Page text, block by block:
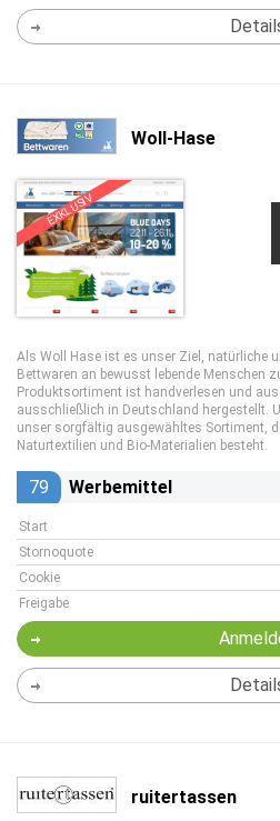
Woll-Hase
EXKLUSIV
Als Woll Hase ist es unser Ziel, natürliche
Bettwaren an bewusst lebende Menschen
Produktsortiment ist handverlesen und
ausschließlich in Deutschland hergestellt.
unser sorgfältig ausgewähltes Sortiment,
Naturtextilien und Bio-Materialien besteht.
79 Werbemittel
Start
Stornoquote
Cookie
Freigabe
ruitertassen